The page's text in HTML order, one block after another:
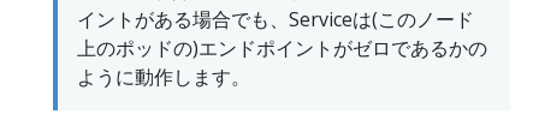
イントがある場合でも、Serviceは(このノード
上のポッドの)エンドポイントがゼロであるかの
ように動作します。